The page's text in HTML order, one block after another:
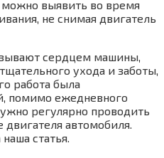
можно выявить во время
не снимая двигатель
сердцем машины,
ухода и заботы,
работа была
помимо ежедневного
регулярно проводить
автомобиля.
статья.